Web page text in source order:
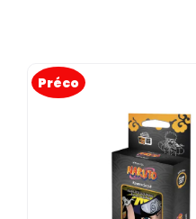
Préco